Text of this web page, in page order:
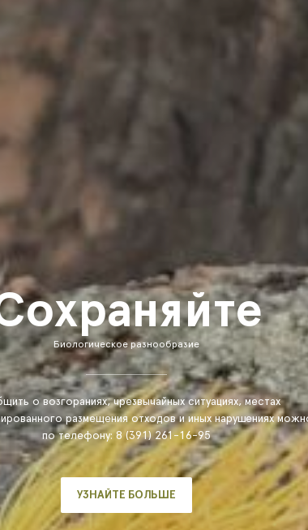
Биологическое разнообразие
о возгораниях, чрезвычайных ситуациях, местах
размещения отходов и иных нарушениях
по телефону: 8 (391) 261-16-95
УЗНАЙТЕ БОЛЬШЕ